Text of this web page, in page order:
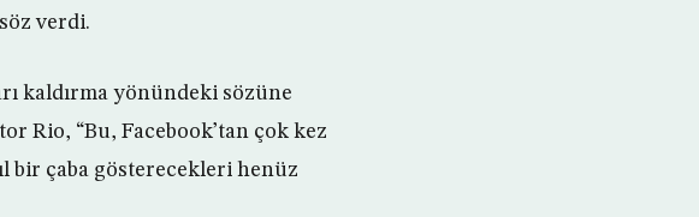
verdi.
kaldırma yönündeki sözüne
Rio, “Bu, Facebook’tan çok kez
bir çaba gösterecekleri henüz